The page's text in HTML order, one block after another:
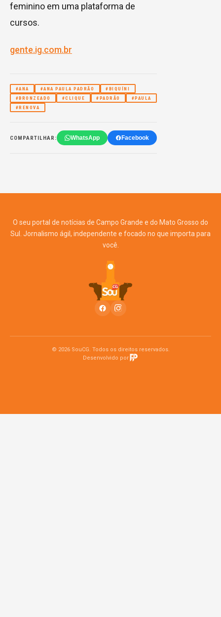
feminino em uma plataforma de
cursos.
gente.ig.com.br
#ANA #ANA PAULA PADRÃO
#BIQUÍNI
#BRONZEADO
#CLIQUE #PADRÃO
#PAULA
#RENOVA
COMPARTILHAR: WhatsApp Facebook
O seu portal de notícias de Campo Grande e do Mato Grosso do
Sul. Jornalismo ágil, independente e focado no que importa para
você.
© 2026 SouCG. Todos os direitos reservados.
Desenvolvido por